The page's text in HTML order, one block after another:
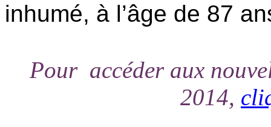
inhumé, à l’âge de 87
Pour accéder aux
2014,